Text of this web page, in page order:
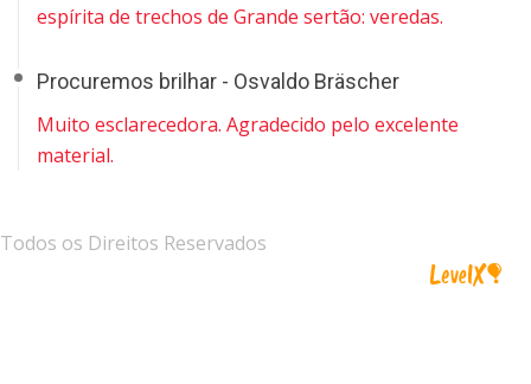
espírita de trechos de Grande sertão: veredas.
Procuremos brilhar - Osvaldo Bräscher
Muito esclarecedora. Agradecido pelo excelente
material.
Todos os Direitos Reservados